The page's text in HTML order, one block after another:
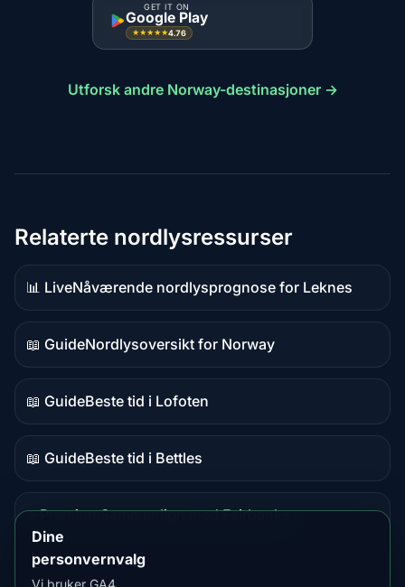
GET IT ON
Google Play
★★★★★4.76
Utforsk andre Norway-destinasjoner →
Relaterte nordlysressurser
📊 Live
Live-
data
Nåværende nordlysprognose for Leknes
📖 Guide
Guideinnhold
Nordlysoversikt for Norway
📖 Guide
Guideinnhold
Beste tid i Lofoten
📖 Guide
Guideinnhold
Beste tid i Bettles
⭐ Premium
destinasjon
Sammenlign med Fairbanks
Dine
personvernvalg
Vi bruker GA4